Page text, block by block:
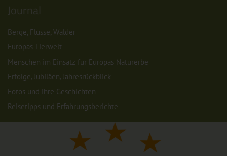
Journal
Berge, Flüsse, Wälder
Europas Tierwelt
Menschen im Einsatz für Europas Naturerbe
Erfolge, Jubiläen, Jahresrückblick
Fotos und ihre Geschichten
Reisetipps und Erfahrungsberichte